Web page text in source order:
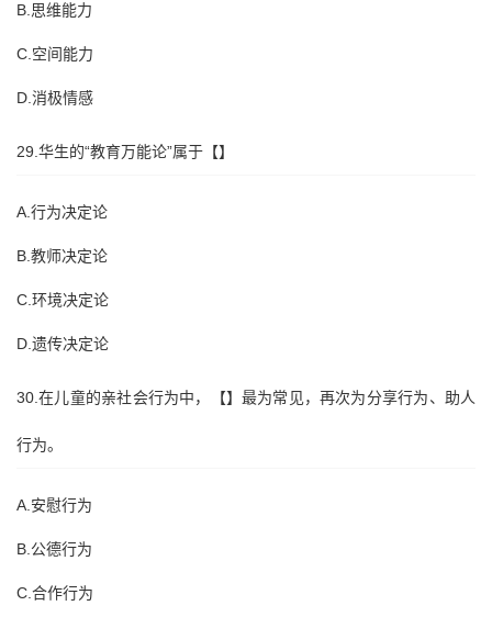
B.思维能力
C.空间能力
D.消极情感
29.华生的“教育万能论”属于【】
A.行为决定论
B.教师决定论
C.环境决定论
D.遗传决定论
30.在儿童的亲社会行为中，【】最为常见，再次为分享行为、助人
行为。
A.安慰行为
B.公德行为
C.合作行为